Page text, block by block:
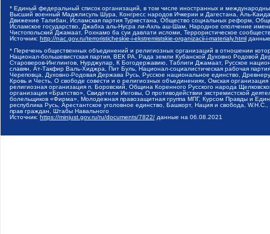
* Единый федеральный список организаций, в том числе иностранных и
Высший военный Маджлисуль Шура, Конгресс народов Ичкерии и Дагестана, Аль-
Движение Талибан, Исламская партия Туркестана, Общество социальных реформ,
Исламское государство, Джабха аль-Нусра ли-Ахль аш-Шам, Народное ополчение
Чистопольский Джамаат, Рохнамо ба суи давлати исломи, Террористическое
Источник: http://nac.gov.ru/terroristicheskie-i-ekstremistskie-organizacii-i-materialy.html
* Перечень общественных объединений и религиозных организаций в отношении
Национал-большевистская партия, ВЕК РА, Рада земли Кубанской Духовно Родовой
Староверов-Инглингов, Нурджулар, К Богодержавию, Таблиги Джамаат, Русское
славян, Ат-Такфир Валь-Хиджра, Пит Буль, Национал-социалистическая рабочая
Череповца, Духовно-Родовая Держава Русь, Русское национальное единство,
Кровь и Честь, О свободе совести и о религиозных объединениях, Омская
религиозная организация п. Боровский, Община Коренного Русского народа
организация «Братство», Свидетели Иеговы, О противодействии экстремистской
болельщиков «Фирма», Молодежная правозащитная группа МПГ, Курсом Правды и
республика Русь, Арестантское уголовное единство, Башкорт, Нация и свобода,
прав граждан, Штабы Навального
Источник: https://minjust.gov.ru/ru/documents/7822/ данные на 06.08.2021